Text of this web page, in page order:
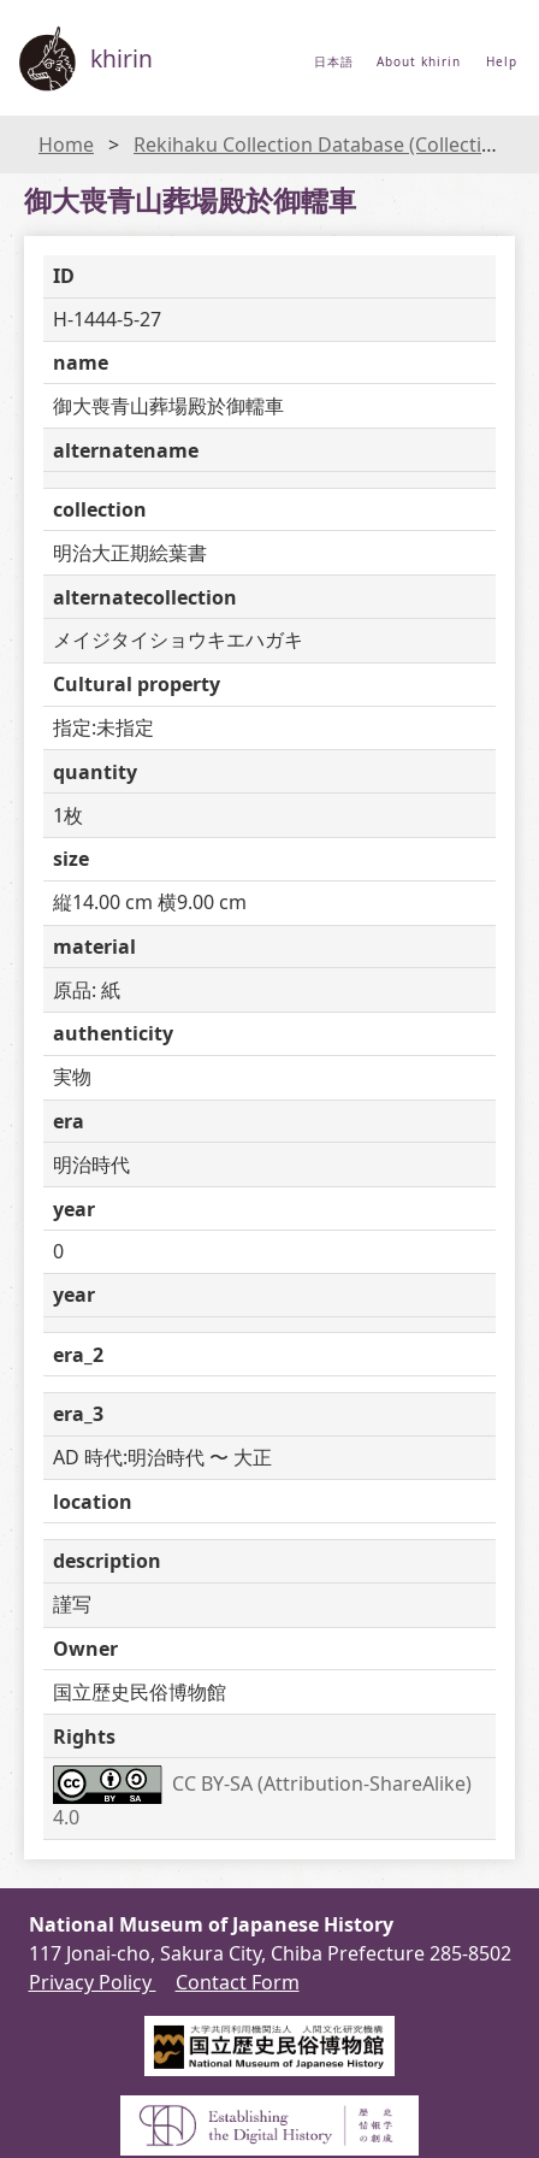
khirin 日本語 About khirin Help
Home Rekihaku Collection Database (Collections Database of the National Museum of Japanese History)
御大喪青山葬場殿於御轜車
ID
H-1444-5-27
name
御大喪青山葬場殿於御轜車
alternatename
collection
明治大正期絵葉書
alternatecollection
メイジタイショウキエハガキ
Cultural property
指定:未指定
quantity
1枚
size
縦14.00 cm 横9.00 cm
material
原品: 紙
authenticity
実物
era
明治時代
year
0
year
era_2
era_3
AD 時代:明治時代 〜 大正
location
description
謹写
Owner
国立歴史民俗博物館
Rights
CC BY-SA (Attribution-ShareAlike)
4.0
National Museum of Japanese History
117 Jonai-cho, Sakura City, Chiba Prefecture 285-8502
Privacy Policy
Contact Form